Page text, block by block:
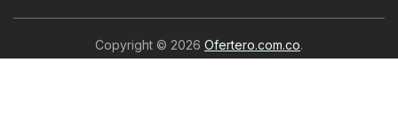
Copyright © 2026 Ofertero.com.co.